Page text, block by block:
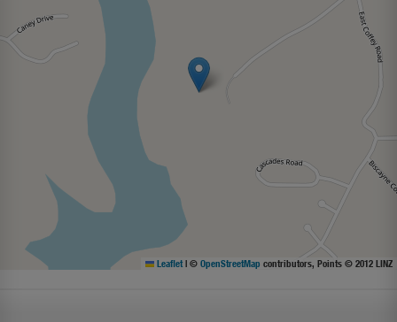
Leaflet | © OpenStreetMap contributors, Points © 2012 LINZ